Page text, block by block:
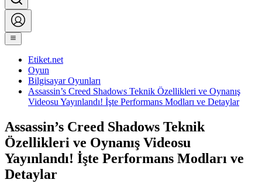
Etiket.net
Oyun
Bilgisayar Oyunları
Assassin’s Creed Shadows Teknik Özellikleri ve Oynanış
Videosu Yayınlandı! İşte Performans Modları ve Detaylar
Assassin’s Creed Shadows Teknik
Özellikleri ve Oynanış Videosu
Yayınlandı! İşte Performans Modları ve
Detaylar